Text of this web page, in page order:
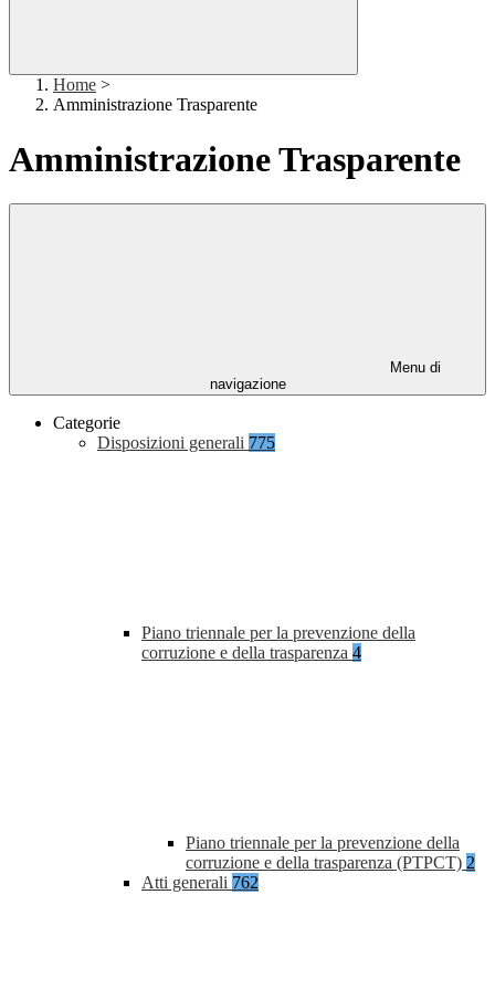
Home >
Amministrazione Trasparente
Amministrazione Trasparente
Menu di
navigazione
Categorie
Disposizioni generali 775
Piano triennale per la prevenzione della
corruzione e della trasparenza 4
Piano triennale per la prevenzione della
corruzione e della trasparenza (PTPCT) 2
Atti generali 762